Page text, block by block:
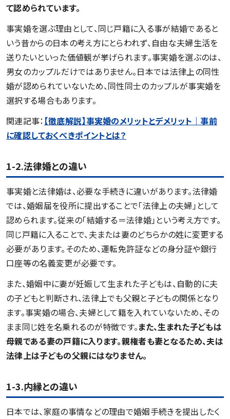
て認められています。
事実婚を選ぶ理由として、同じ戸籍に入る事が結婚であると
いう昔からの日本の考え方にとらわれず、自由な夫婦生活を
送りたいといった価値観が挙げられます。事実婚を選ぶのは、
男女のカップルだけではありません。日本では法律上の同性
婚が認められていないため、同性同士のカップルが事実婚を
選択する場合もあります。
関連記事： 【徹底解説】事実婚のメリットとデメリット｜事前
に確認しておくべきポイントとは？
1-2.法律婚との違い
事実婚と法律婚は、必要な手続きに違いがあります。法律婚
では、婚姻届を役所に提出することで「法律上の夫婦」として
認められます。従来の「結婚する＝法律婚」という考え方です。
同じ戸籍に入ることで、夫または妻のどちらかの姓に変更する
必要があります。そのため、運転免許証などの身分証や銀行
口座等の名義変更が必要です。
また、婚姻中に妻が妊娠して生まれた子どもは、自動的に夫
の子どもと判断され、法律上でも父親と子どもの関係となり
ます。事実婚の場合、夫婦として籍を入れていないため、その
まま同じ姓を名乗れるのが特徴です。また、生まれた子どもは
母親である妻の戸籍に入ります。親権者も妻となるため、夫は
法律上は子どもの父親にはなりません。
1-3.内縁との違い
日本では、家庭の事情などの理由で婚姻手続きを提出したく